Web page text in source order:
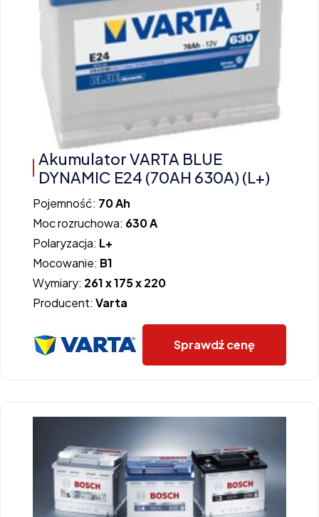
Akumulator VARTA BLUE
DYNAMIC E24 (70AH 630A) (L+)
Pojemność: 70 Ah
Moc rozruchowa: 630 A
Polaryzacja: L+
Mocowanie: B1
Wymiary: 261 x 175 x 220
Producent: Varta
Sprawdź cenę